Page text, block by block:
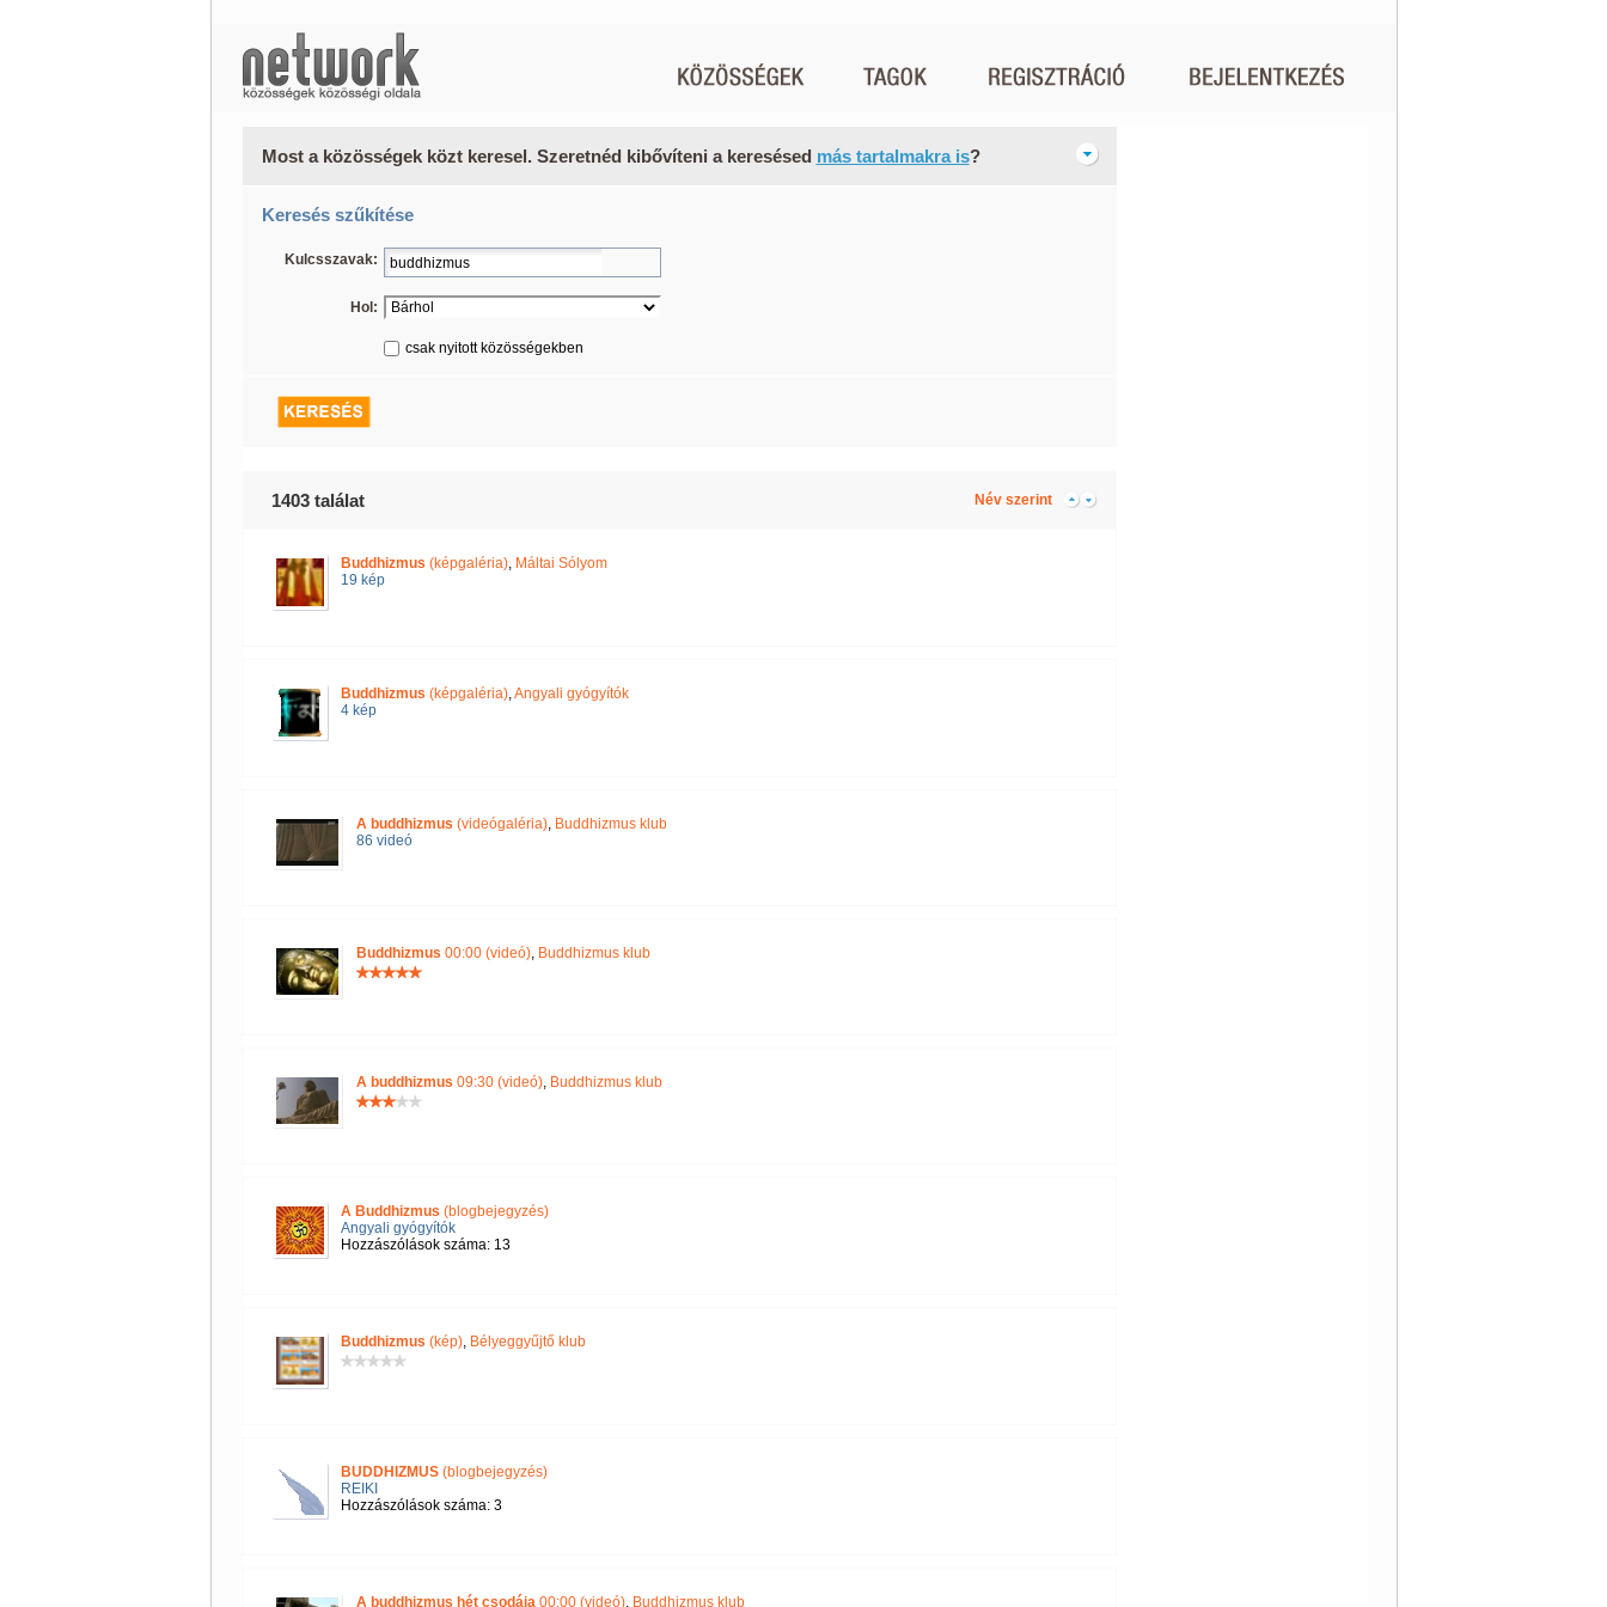
Most a közösségek közt keresel. Szeretnéd kibővíteni a keresésed más tartalmakra is?
Keresés szűkítése
Kulcsszavak:
Hol:
csak nyitott közösségekben
1403 találat Név szerint
Buddhizmus (képgaléria), Máltai Sólyom
19 kép
Buddhizmus (képgaléria),Angyali gyógyítók
4 kép
A buddhizmus (videógaléria), Buddhizmus klub
86 videó
Buddhizmus 00:00 (videó), Buddhizmus klub
A buddhizmus 09:30 (videó), Buddhizmus klub
A Buddhizmus (blogbejegyzés)
Angyali gyógyítók
Hozzászólások száma: 13
Buddhizmus (kép), Bélyeggyűjtő klub
BUDDHIZMUS(blogbejegyzés)
REIKI
Hozzászólások száma: 3
A buddhizmus hét csodája00:00 (videó), Buddhizmus klub